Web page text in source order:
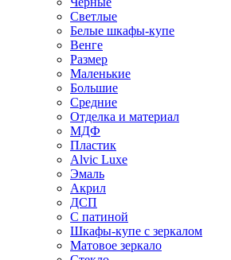
Светлые
Белые шкафы-купе
Венге
Размер
Маленькие
Большие
Средние
Отделка и материал
МДФ
Пластик
Alvic Luxe
Эмаль
Акрил
ДСП
С патиной
Шкафы-купе с зеркалом
Матовое зеркало